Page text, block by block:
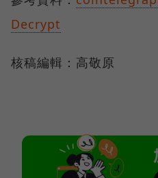
Decrypt
核稿編輯：高敬原